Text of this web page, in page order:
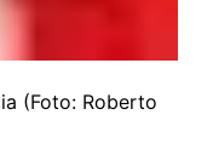
(Foto: Roberto